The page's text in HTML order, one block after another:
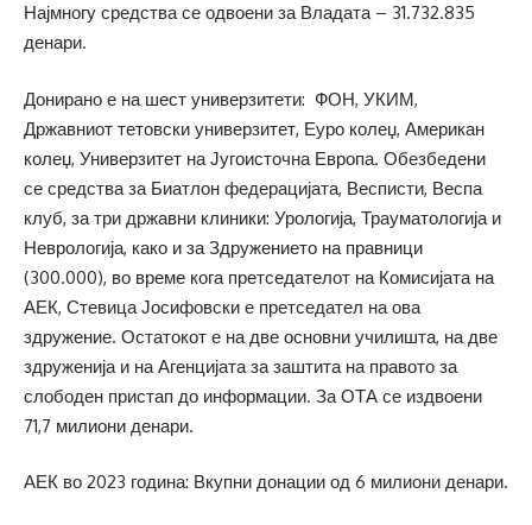
Најмногу средства се одвоени за Владата – 31.732.835
денари.
Донирано е на шест универзитети: ФОН, УКИМ,
Државниот тетовски универзитет, Еуро колеџ, Американ
колеџ, Универзитет на Југоисточна Европа. Обезбедени
се средства за Биатлон федерацијата, Весписти, Веспа
клуб, за три државни клиники: Урологија, Трауматологија и
Неврологија, како и за Здружението на правници
(300.000), во време кога претседателот на Комисијата на
АЕК, Стевица Јосифовски е претседател на ова
здружение. Остатокот е на две основни училишта, на две
здруженија и на Агенцијата за заштита на правото за
слободен пристап до информации. За ОТА се издвоени
71,7 милиони денари.
АЕК во 2023 година: Вкупни донации од 6 милиони денари.